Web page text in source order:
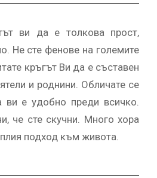
ви да е толкова прост,
Не сте фенове на големите
кръгът Ви да е съставен
и роднини. Обличате се
ви е удобно преди всичко.
че сте скучни. Много хора
подход към живота.